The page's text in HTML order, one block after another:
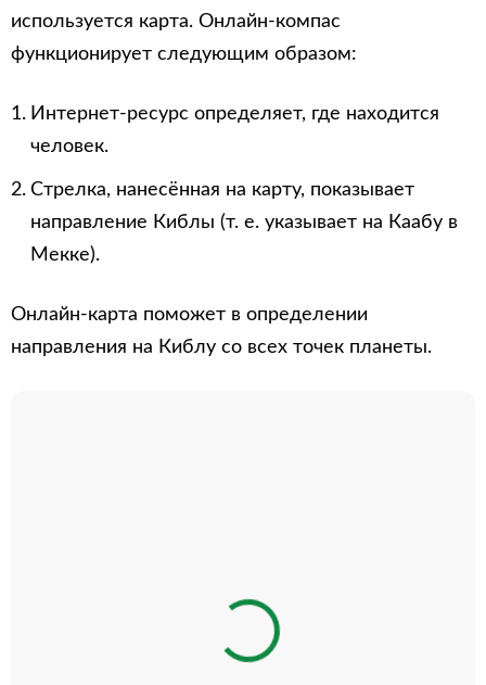
используется карта. Онлайн-компас
функционирует следующим образом:
Интернет-ресурс определяет, где находится
человек.
Стрелка, нанесённая на карту, показывает
направление Киблы (т. е. указывает на Каабу в
Мекке).
Онлайн-карта поможет в определении
направления на Киблу со всех точек планеты.